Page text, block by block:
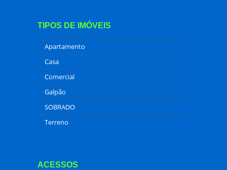
TIPOS DE IMÓVEIS
Apartamento
Casa
Comercial
Galpão
SOBRADO
Terreno
ACESSOS